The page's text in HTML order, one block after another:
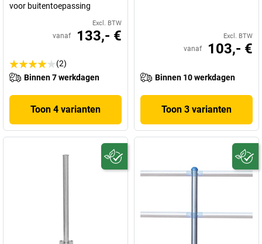
voor buitentoepassing
Excl. BTW
vanaf 133,- €
(2)
Binnen 7 werkdagen
Toon 4 varianten
Excl. BTW
vanaf 103,- €
Binnen 10 werkdagen
Toon 3 varianten